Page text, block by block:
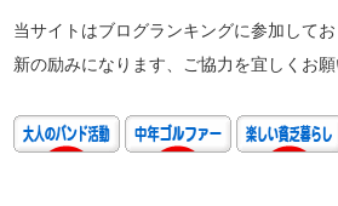
当サイトはブログランキングに参加して
新の励みになります、ご協力を宜しくお願